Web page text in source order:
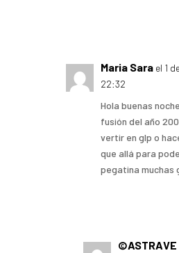
Maria Sara el 1
22:32
Hola buenas
fusión del año
vertir en glp o
que allá para
pegatina muchas
©ASTRAVE